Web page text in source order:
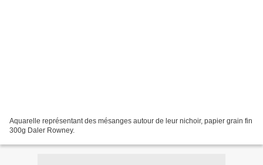
Aquarelle représentant des mésanges autour de leur nichoir, papier grain fin
300g Daler Rowney.